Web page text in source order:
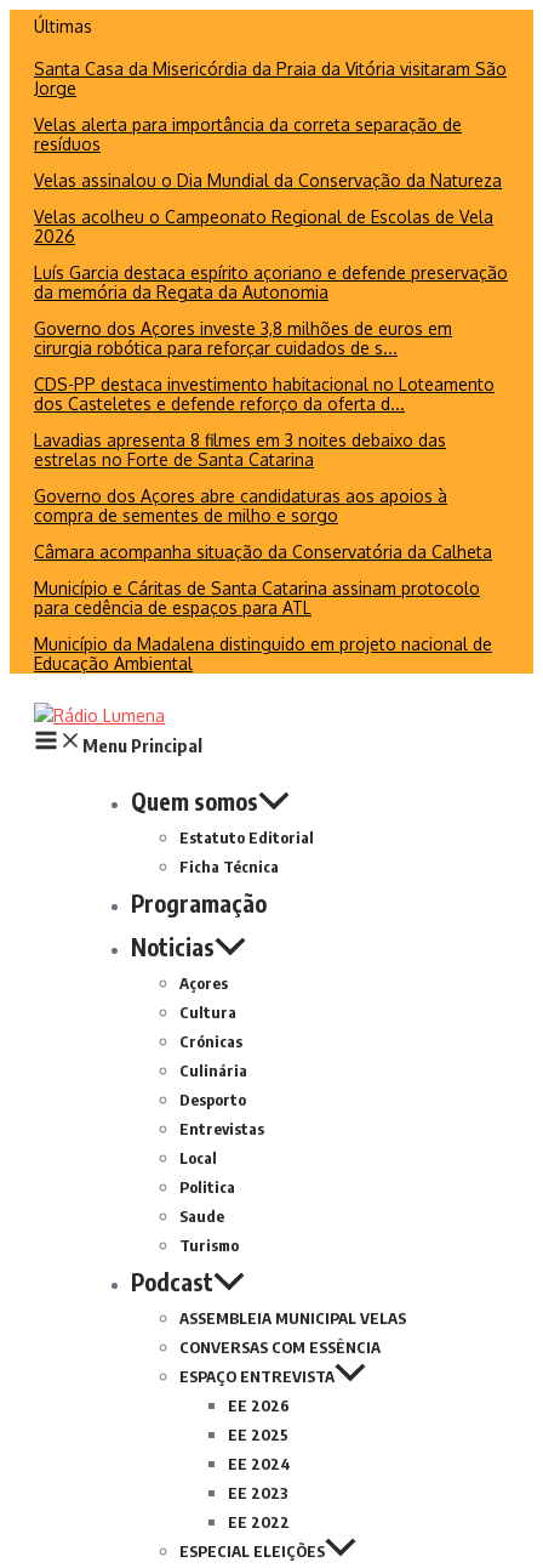
conteúdo
Últimas
Santa Casa da Misericórdia da Praia da Vitória visitaram São
Jorge
Velas alerta para importância da correta separação de
resíduos
Velas assinalou o Dia Mundial da Conservação da Natureza
Velas acolheu o Campeonato Regional de Escolas de Vela
2026
Luís Garcia destaca espírito açoriano e defende preservação
da memória da Regata da Autonomia
Governo dos Açores investe 3,8 milhões de euros em
cirurgia robótica para reforçar cuidados de s...
CDS-PP destaca investimento habitacional no Loteamento
dos Casteletes e defende reforço da oferta d...
Lavadias apresenta 8 filmes em 3 noites debaixo das
estrelas no Forte de Santa Catarina
Governo dos Açores abre candidaturas aos apoios à
compra de sementes de milho e sorgo
Câmara acompanha situação da Conservatória da Calheta
Município e Cáritas de Santa Catarina assinam protocolo
para cedência de espaços para ATL
Município da Madalena distinguido em projeto nacional de
Educação Ambiental
Menu Principal
Quem somos
Estatuto Editorial
Ficha Técnica
Programação
Noticias
Açores
Cultura
Crónicas
Culinária
Desporto
Entrevistas
Local
Politica
Saude
Turismo
Podcast
ASSEMBLEIA MUNICIPAL VELAS
CONVERSAS COM ESSÊNCIA
ESPAÇO ENTREVISTA
EE 2026
EE 2025
EE 2024
EE 2023
EE 2022
ESPECIAL ELEIÇÕES